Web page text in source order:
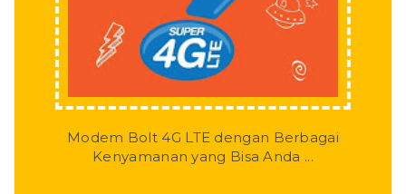
Modem Bolt 4G LTE dengan Berbagai
Kenyamanan yang Bisa Anda ...